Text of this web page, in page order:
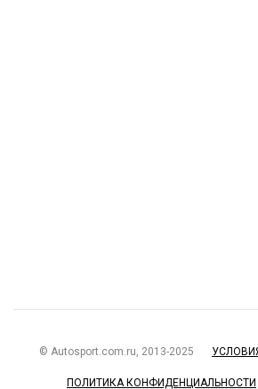
© Autosport.com.ru, 2013-2025
ПОЛИТИКА КОНФИДЕНЦИАЛЬНОСТИ